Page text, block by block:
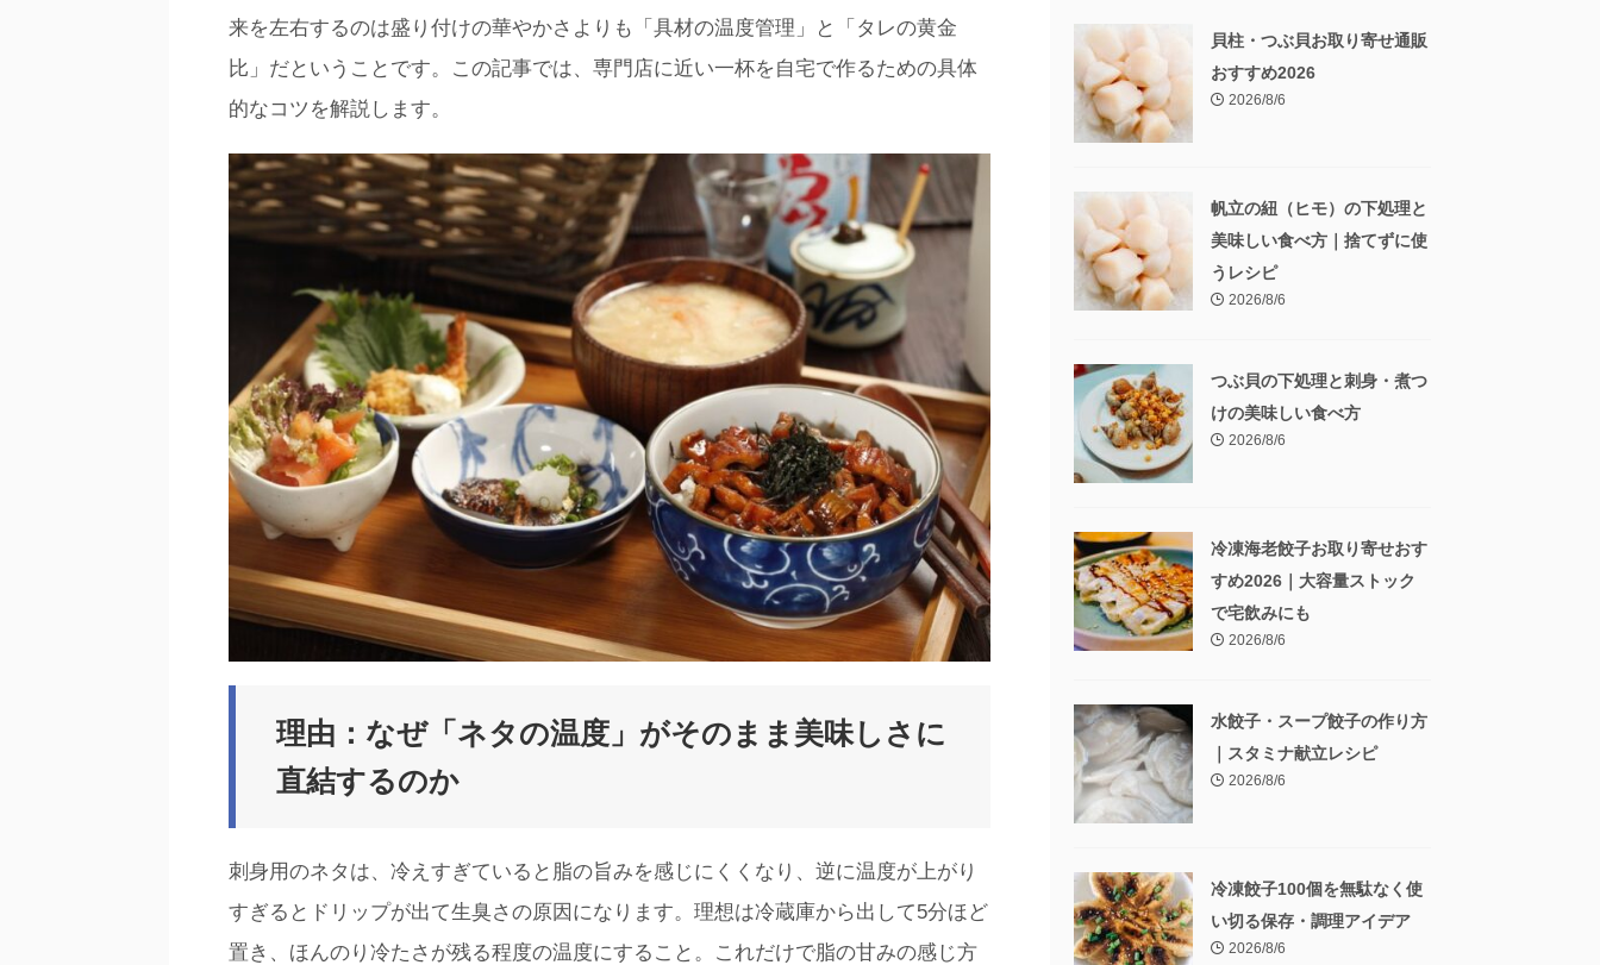
来を左右するのは盛り付けの華やかさよりも「具材の温度管理」と「タレの黄金
比」だということです。この記事では、専門店に近い一杯を自宅で作るための具体
的なコツを解説します。
理由：なぜ「ネタの温度」がそのまま美味しさに
直結するのか
刺身用のネタは、冷えすぎていると脂の旨みを感じにくくなり、逆に温度が上がり
すぎるとドリップが出て生臭さの原因になります。理想は冷蔵庫から出して5分ほど
置き、ほんのり冷たさが残る程度の温度にすること。これだけで脂の甘みの感じ方
貝柱・つぶ貝お取り寄せ通販
おすすめ2026
2026/8/6
帆立の紐（ヒモ）の下処理と
美味しい食べ方｜捨てずに使
うレシピ
2026/8/6
つぶ貝の下処理と刺身・煮つ
けの美味しい食べ方
2026/8/6
冷凍海老餃子お取り寄せおす
すめ2026｜大容量ストック
で宅飲みにも
2026/8/6
水餃子・スープ餃子の作り方
｜スタミナ献立レシピ
2026/8/6
冷凍餃子100個を無駄なく使
い切る保存・調理アイデア
2026/8/6